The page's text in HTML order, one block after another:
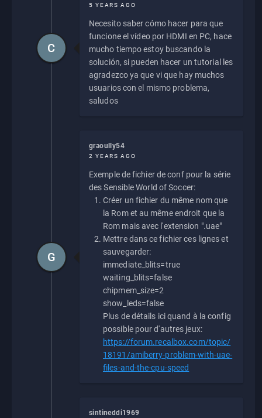
5 YEARS AGO
Necesito saber cómo hacer para que
funcione el vídeo por HDMI en PC, hace
mucho tiempo estoy buscando la
solución, si pueden hacer un tutorial les
agradezco ya que vi que hay muchos
usuarios con el mismo problema,
saludos
C
graoully54
2 YEARS AGO
Exemple de fichier de conf pour la série
des Sensible World of Soccer:
Créer un fichier du même nom que
la Rom et au même endroit que la
Rom mais avec l'extension ".uae"
Mettre dans ce fichier ces lignes et
sauvegarder:
immediate_blits=true
waiting_blits=false
chipmem_size=2
show_leds=false
Plus de détails ici quand à la config
possible pour d'autres jeux:
https://forum.recalbox.com/topic/
18191/amiberry-problem-with-uae-
files-and-the-cpu-speed
G
sintineddi1969